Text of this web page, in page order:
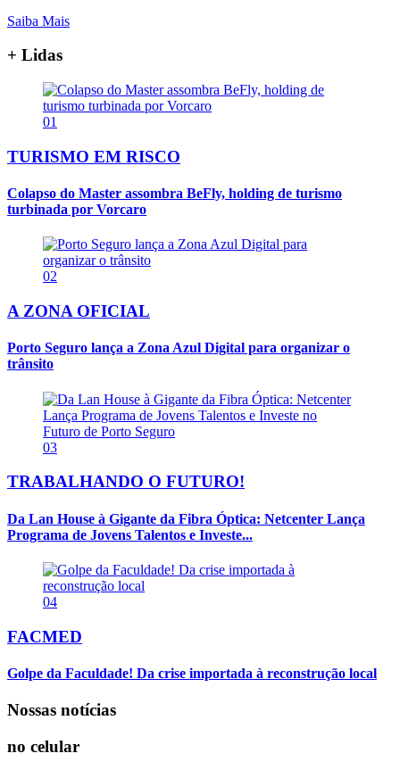
Saiba Mais
+ Lidas
01
TURISMO EM RISCO
Colapso do Master assombra BeFly, holding de turismo
turbinada por Vorcaro
02
A ZONA OFICIAL
Porto Seguro lança a Zona Azul Digital para organizar o
trânsito
03
TRABALHANDO O FUTURO!
Da Lan House à Gigante da Fibra Óptica: Netcenter Lança
Programa de Jovens Talentos e Investe...
04
FACMED
Golpe da Faculdade! Da crise importada à reconstrução local
Nossas notícias
no celular